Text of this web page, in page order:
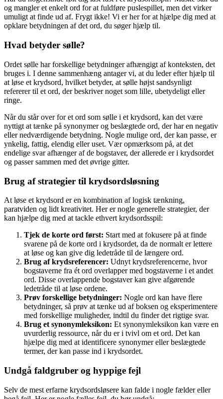
og mangler et enkelt ord for at fuldføre puslespillet, men det virker
umuligt at finde ud af. Frygt ikke! Vi er her for at hjælpe dig med at
opklare betydningen af det ord, du søger hjælp til.
Hvad betyder sølle?
Ordet sølle har forskellige betydninger afhængigt af konteksten, det
bruges i. I denne sammenhæng antager vi, at du leder efter hjælp til
at løse et krydsord, hvilket betyder, at sølle højst sandsynligt
refererer til et ord, der beskriver noget som lille, ubetydeligt eller
ringe.
Når du står over for et ord som sølle i et krydsord, kan det være
nyttigt at tænke på synonymer og beslægtede ord, der har en negativ
eller nedværdigende betydning. Nogle mulige ord, der kan passe, er
ynkelig, fattig, elendig eller uset. Vær opmærksom på, at det
endelige svar afhænger af de bogstaver, der allerede er i krydsordet
og passer sammen med det øvrige gitter.
Brug af strategier til krydsordsløsning
At løse et krydsord er en kombination af logisk tænkning,
paratviden og lidt kreativitet. Her er nogle generelle strategier, der
kan hjælpe dig med at tackle ethvert krydsordsspil:
Tjek de korte ord først: Start med at fokusere på at finde
svarene på de korte ord i krydsordet, da de normalt er lettere
at løse og kan give dig ledetråde til de længere ord.
Brug af krydsreferencer: Udnyt krydsreferencerne, hvor
bogstaverne fra ét ord overlapper med bogstaverne i et andet
ord. Disse overlappende bogstaver kan give afgørende
ledetråde til at løse ordene.
Prøv forskellige betydninger: Nogle ord kan have flere
betydninger, så prøv at tænke ud af boksen og eksperimentere
med forskellige muligheder, indtil du finder det rigtige svar.
Brug et synonymleksikon: Et synonymleksikon kan være en
uvurderlig ressource, når du er i tvivl om et ord. Det kan
hjælpe dig med at identificere synonymer eller beslægtede
termer, der kan passe ind i krydsordet.
Undgå faldgruber og hyppige fejl
Selv de mest erfarne krydsordsløsere kan falde i nogle fælder eller